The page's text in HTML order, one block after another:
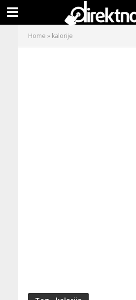
Home » kalorije